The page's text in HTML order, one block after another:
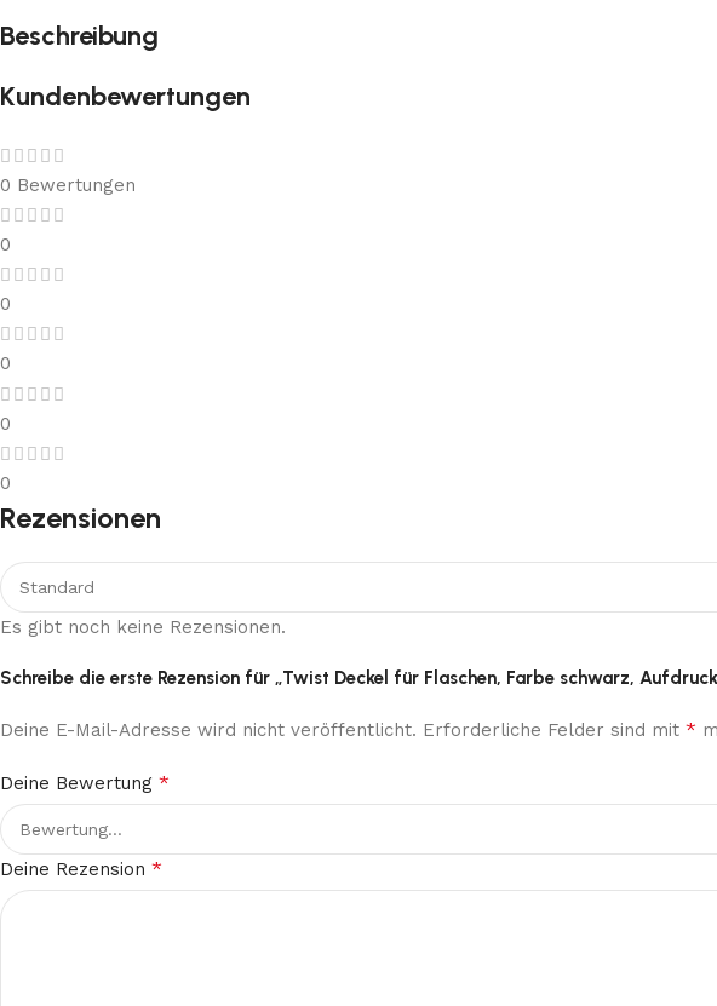
Beschreibung
Kundenbewertungen
0 Bewertungen
0
0
0
0
0
Rezensionen
Es gibt noch keine Rezensionen.
Schreibe die erste Rezension für „Twist Deckel für Flaschen, Farbe schwarz,
Deine E-Mail-Adresse wird nicht veröffentlicht. Erforderliche Felder sind mit *
Deine Bewertung *
Deine Rezension *